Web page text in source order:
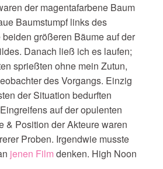
der magentafarbene Baum
Baumstumpf links des
größeren Bäume auf der
Danach ließ ich es laufen;
sprießten ohne mein Zutun,
des Vorgangs. Einzig
der Situation bedurften
auf der opulenten
& Position der Akteure waren
Proben. Irgendwie musste
jenen Film denken. High Noon